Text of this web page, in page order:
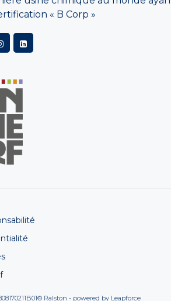
« B Corp »
© Ralston - powered by Leapforce